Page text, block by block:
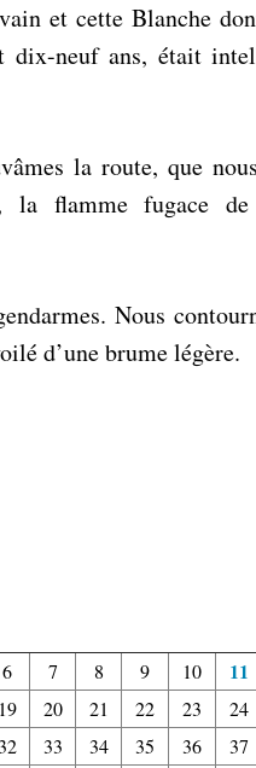
et cette Blanche
dix-neuf ans, était
la route, que
la flamme fugace de
Nous
d’une brume légère.
6 7 8 9 10 11
19 20 21 22 23 24
33 34 35 36 37